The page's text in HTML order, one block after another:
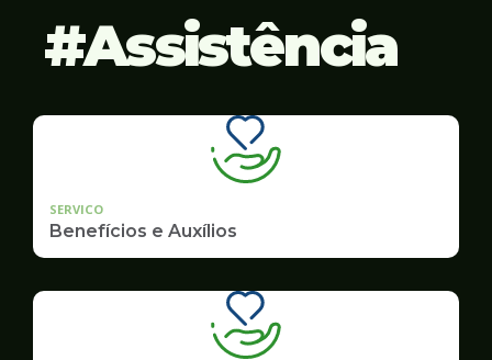
Assistência
SERVICO
Benefícios e Auxílios